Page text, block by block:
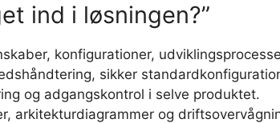
ind i løsningen?”
konfigurationer,
sikker
og adgangskontrol i selve produktet.
arkitekturdiagrammer og